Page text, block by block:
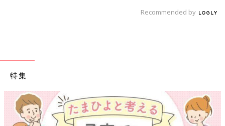
Recommended by
特集